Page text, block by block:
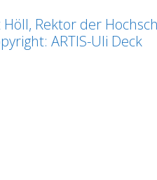
Höll, Rektor der
ARTIS-Uli Deck